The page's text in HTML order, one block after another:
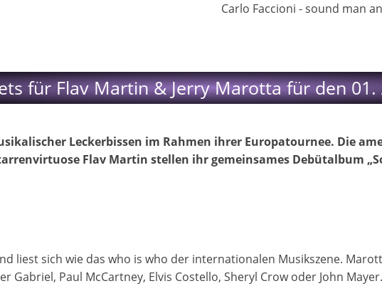
Carlo Faccioni - sound man
für Flav Martin & Jerry Marotta für den 01.
Leckerbissen im Rahmen ihrer Europatournee. Die
Flav Martin stellen ihr gemeinsames Debütalbum
liest sich wie das who is who der internationalen Musikszene.
Gabriel, Paul McCartney, Elvis Costello, Sheryl Crow oder John